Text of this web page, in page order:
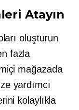
Atayın
oluşturun
fazla
mağazada
yardımcı
kolaylıkla